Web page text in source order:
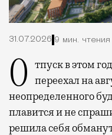
31.07.2026 9 мин. чтения
Отпуск в этом году у меня кочует: сначала переехал на
неопределенного
плавится и не
решила себя